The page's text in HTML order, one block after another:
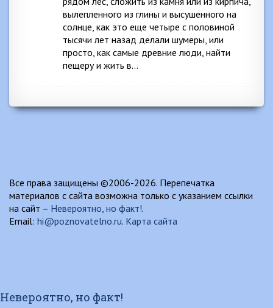
вылепленного из глины и высушенного на
солнце, как это еще четыре с половиной
тысячи лет назад делали шумеры, или
просто, как самые древние люди, найти
пещеру и жить в…
Все права защищены ©2006-2026. Перепечатка
материалов с сайта возможна только с указанием ссылки
на сайт – Невероятно, но факт!.
Email: hi@poznovatelno.ru. Карта сайта
Невероятно, но факт!